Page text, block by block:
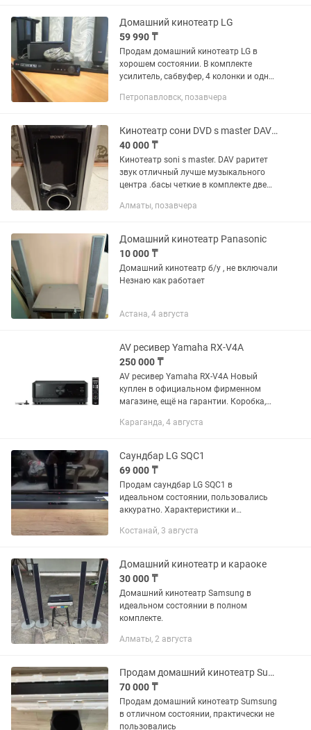
Домашний кинотеатр LG
59 990 ₸
Продам домашний кинотеатр LG в
хорошем состоянии. В комплекте
усилитель, сабвуфер, 4 колонки и одна
Петропавловск, позавчера
Кинотеатр сони DVD s master DAV сабвуфер и две колонки
40 000 ₸
Кинотеатр soni s master. DAV раритет
звук отличный лучше музыкального
центра .басы четкие в комплекте две
Алматы, позавчера
Домашний кинотеатр Panasonic
10 000 ₸
Домашний кинотеатр б/у , не включали
Незнаю как работает
Астана, 4 августа
AV ресивер Yamaha RX-V4A
250 000 ₸
AV ресивер Yamaha RX-V4A Новый
куплен в официальном фирменном
магазине, ещё на гарантии. Коробка,
275000 отдаю за 250000тг.
Караганда, 4 августа
Саундбар LG SQC1
69 000 ₸
Продам саундбар LG SQC1 в
идеальном состоянии, пользовались
аккуратно. Характеристики и
160 Вт ✅ В комплекте: саундбар +
(удобно и...
Костанай, 3 августа
Домашний кинотеатр и караоке
30 000 ₸
Домашний кинотеатр Samsung в
идеальном состоянии в полном
комплекте.
Алматы, 2 августа
Продам домашний кинотеатр Sumsung
70 000 ₸
Продам домашний кинотеатр Sumsung
в отличном состоянии, практически не
пользовались